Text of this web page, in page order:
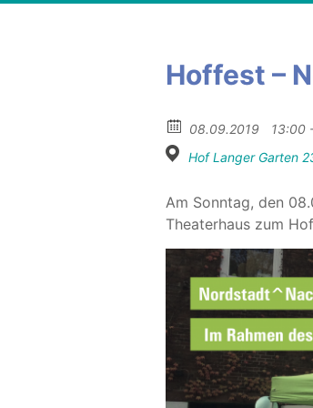
Hoffest –
08.09.2019
13:00
Hof Langer Garten
Am Sonntag, den
Theaterhaus zum